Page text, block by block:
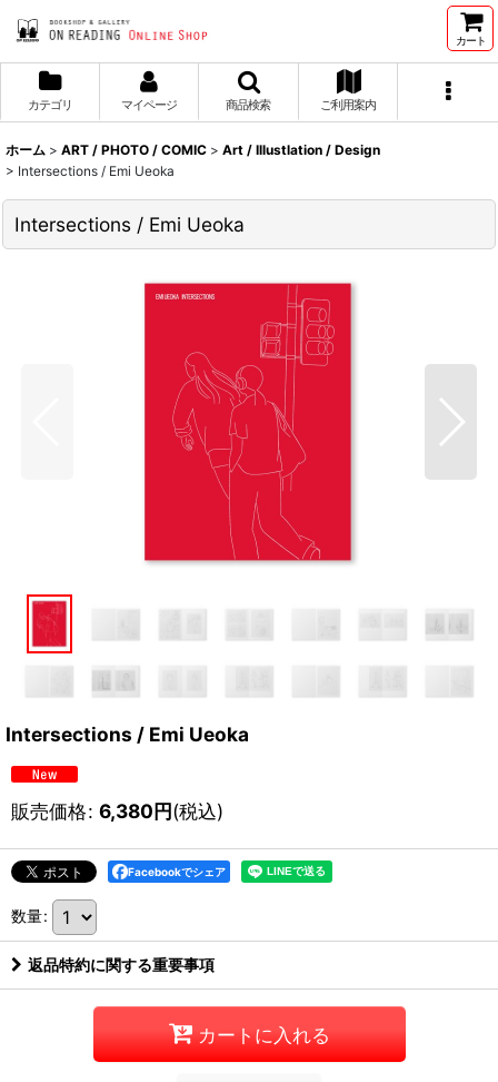
カート
カテゴリ マイページ 商品検索 ご利用案内
ホーム > ART / PHOTO / COMIC > Art / Illustlation / Design
> Intersections / Emi Ueoka
Intersections / Emi Ueoka
Intersections / Emi Ueoka
販売価格: 6,380円(税込)
Facebookでシェア
数量:
返品特約に関する重要事項
カートに入れる